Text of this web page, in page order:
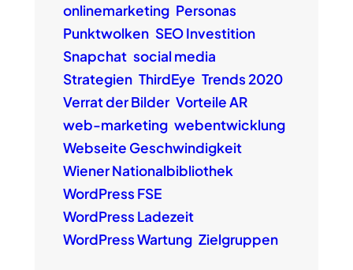
onlinemarketing Personas
Punktwolken SEO Investition
Snapchat social media
Strategien ThirdEye Trends 2020
Verrat der Bilder Vorteile AR
web-marketing webentwicklung
Webseite Geschwindigkeit
Wiener Nationalbibliothek
WordPress FSE
WordPress Ladezeit
WordPress Wartung Zielgruppen